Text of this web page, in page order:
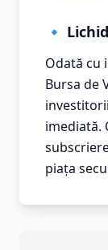
🔹
Odată cu
Bursa de
imediată.
piața